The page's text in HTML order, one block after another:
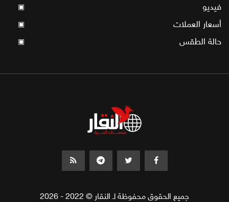
فيديو ▣
أسعار العملات ▣
حالة الطقس ▣
جميع الحقوق محفوظة لـ النقار © 2022 - 2026